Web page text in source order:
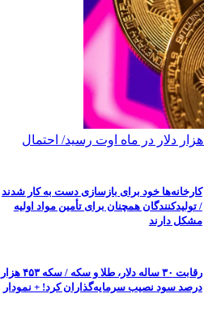
قیمت بیت‌کوین به سقف ۶۵.۳ هزار دلار در ماه اوت رسید/ احتمال
کارخانه‌ها خود برای بازسازی دست به کار شدند
/ تولیدکنندگان همچنان برای تأمین مواد اولیه
مشکل دارند
رقابت ۳۰ ساله دلار، طلا و سکه / سکه ۴۵۳ هزار
درصد سود نصیب سرمایه‌گذاران کرد! + نمودار